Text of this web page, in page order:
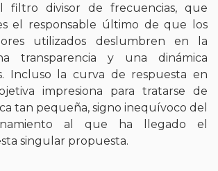
filtro divisor de frecuencias, que
el responsable último de que los
utilizados deslumbren en la
transparencia y una dinámica
Incluso la curva de respuesta en
impresiona para tratarse de
tan pequeña, signo inequívoco del
al que ha llegado el
singular propuesta.